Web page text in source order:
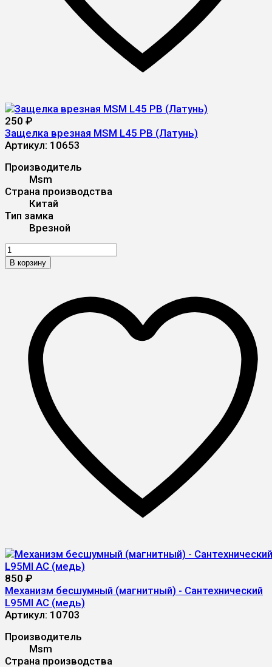
250 ₽
Защелка врезная MSM L45 PB (Латунь)
Артикул: 10653
Производитель
Msm
Страна производства
Китай
Тип замка
Врезной
В корзину
850 ₽
Механизм бесшумный (магнитный) - Сантехнический
L95MI AC (медь)
Артикул: 10703
Производитель
Msm
Страна производства